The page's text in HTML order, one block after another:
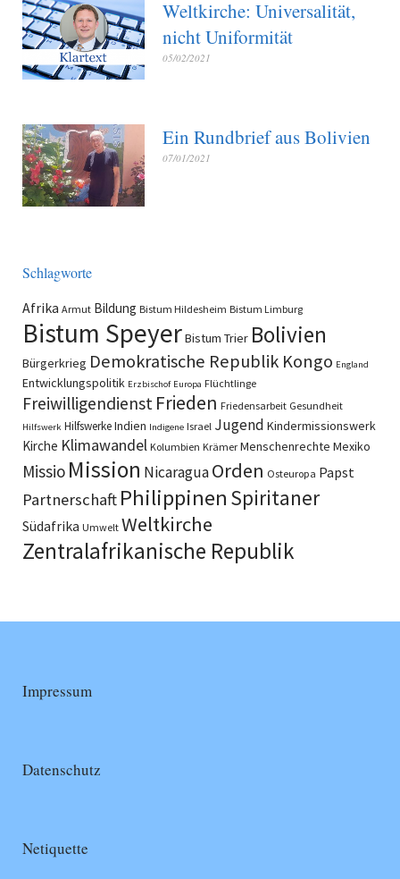
Weltkirche: Universalität,
nicht Uniformität
05/02/2021
Ein Rundbrief aus Bolivien
07/01/2021
Schlagworte
Afrika Armut Bildung Bistum Hildesheim Bistum Limburg
Bistum SpeyerBistum Trier Bolivien
Bürgerkrieg Demokratische Republik Kongo England
Entwicklungspolitik Erzbischof Europa Flüchtlinge
Freiwilligendienst Frieden Friedensarbeit Gesundheit
Hilfswerk HilfswerkeIndien Indigene Israel Jugend Kindermissionswerk
Kirche Klimawandel Kolumbien Krämer Menschenrechte Mexiko
Missio Mission NicaraguaOrden Osteuropa Papst
Partnerschaft Philippinen Spiritaner
Südafrika Umwelt Weltkirche
Zentralafrikanische Republik
Impressum
Datenschutz
Netiquette